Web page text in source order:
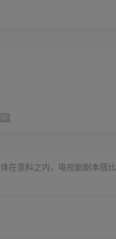
在意料之内，电视剧剧本感